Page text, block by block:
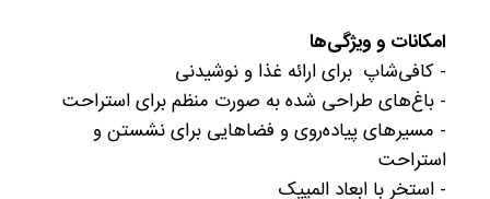
امکانات و ویژگی‌ها
- کافی‌شاپ برای ارائه غذا و نوشیدنی
- باغ‌های طراحی شده به صورت منظم برای استراحت
- مسیرهای پیاده‌روی و فضاهایی برای نشستن و
استراحت
- استخر با ابعاد المپیک